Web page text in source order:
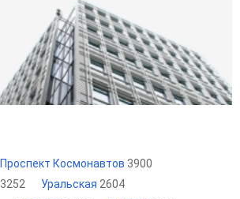
Проспект Космонавтов 3900
3252 Уральская 2604